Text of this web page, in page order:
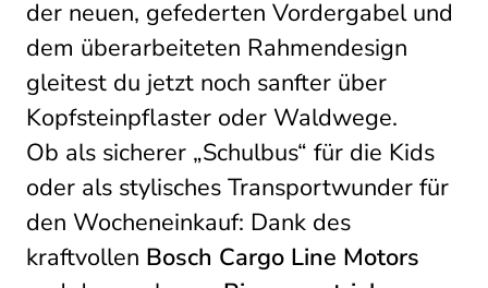
der neuen, gefederten Vordergabel und
dem überarbeiteten Rahmendesign
gleitest du jetzt noch sanfter über
Kopfsteinpflaster oder Waldwege.
Ob als sicherer „Schulbus“ für die Kids
oder als stylisches Transportwunder für
den Wocheneinkauf: Dank des
kraftvollen Bosch Cargo Line Motors